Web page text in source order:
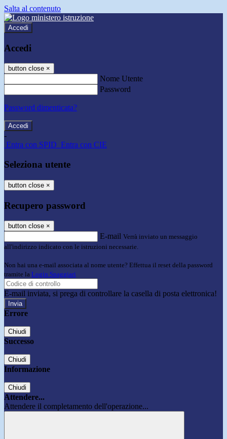
Salta al contenuto
Accedi
Accedi
button close ×
Nome Utente
Password
Password dimenticata?
-
Entra con SPID Entra con CIE
Seleziona utente
button close ×
Recupero password
button close ×
E-mail Verrà inviato un messaggio
all'indirizzo indicato con le istruzioni necessarie.
Non hai una e-mail associata al nome utente? Effettua il reset della password
tramite la Login Spaggiari
E-mail inviata, si prega di controllare la casella di posta elettronica!
Errore
Chiudi
Successo
Chiudi
Informazione
Chiudi
Attendere...
Attendere il completamento dell'operazione...